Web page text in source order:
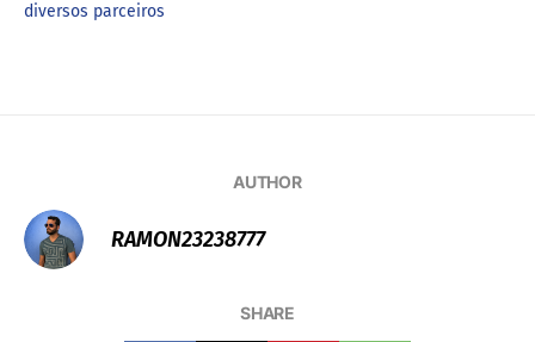
diversos parceiros
AUTHOR
RAMON23238777
SHARE